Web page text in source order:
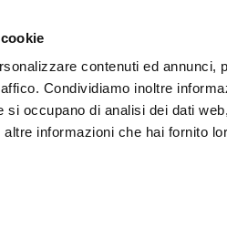
contenuti ed annunci,
Condividiamo inoltre
si occupano di analisi dei dati
informazioni che hai fornito